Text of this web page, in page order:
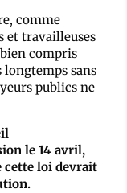
comme
et travailleuses
compris
sans
publics ne
le 14 avril,
cette loi devrait